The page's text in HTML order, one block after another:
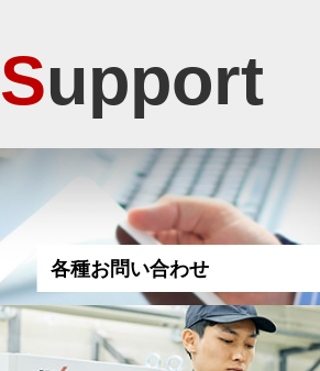
各種お問い合わせ
Support